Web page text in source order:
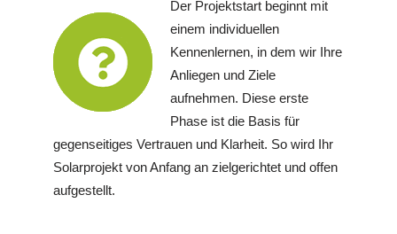
Der Projektstart beginnt mit
einem individuellen
Kennenlernen, in dem wir Ihre
Anliegen und Ziele
aufnehmen. Diese erste
Phase ist die Basis für
gegenseitiges Vertrauen und Klarheit. So wird Ihr
Solarprojekt von Anfang an zielgerichtet und offen
aufgestellt.